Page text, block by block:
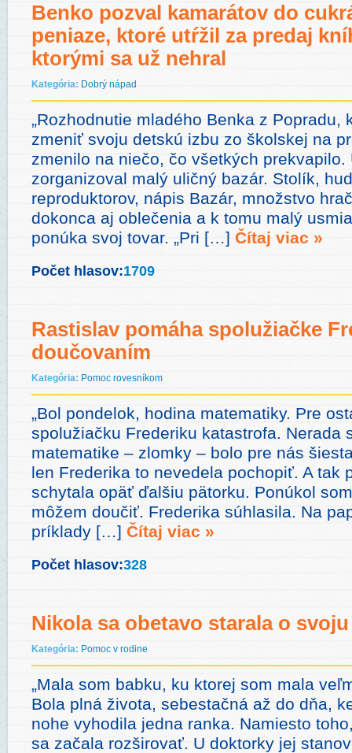
Benko pozval kamarátov do
peniaze, ktoré utŕžil za predaj
ktorými sa už nehral
Kategória: Dobrý nápad
„Rozhodnutie mladého Benka z Popradu,
zmeniť svoju detskú izbu zo školskej na
zmenilo na niečo, čo všetkých prekvapilo.
zorganizoval malý uličný bazár. Stolík,
reproduktorov, nápis Bazár, množstvo
dokonca aj oblečenia a k tomu malý
ponúka svoj tovar. „Pri […] Čítaj viac »
Počet hlasov:1709
Rastislav pomáha spolužiačke
doučovaním
Kategória: Pomoc rovesníkom
„Bol pondelok, hodina matematiky. Pre
spolužiačku Frederiku katastrofa. Nerada
matematike – zlomky – bolo pre nás
len Frederika to nevedela pochopiť. A tak
schytala opäť ďalšiu pätorku. Ponúkol
môžem doučiť. Frederika súhlasila. Na
príklady […] Čítaj viac »
Počet hlasov:328
Nikola sa obetavo starala o
Kategória: Pomoc v rodine
„Mala som babku, ku ktorej som mala
Bola plná života, sebestačná až do dňa,
nohe vyhodila jedna ranka. Namiesto
sa začala rozširovať. U doktorky jej